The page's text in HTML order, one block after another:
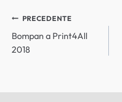
NAVIGAZIONE
ARTICOLI
PRECEDENTE
Bompan a Print4All
2018